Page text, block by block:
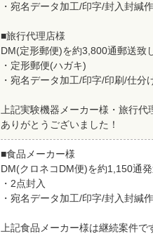
・宛名データ加工/印字/封入封緘
■旅行代理店様
DM(定形郵便)を約3,800通郵送致
・定形郵便(ハガキ)
・宛名データ加工/印字/印刷/仕分
上記実験機器メーカー様・旅行代
ありがとうございました！
■食品メーカー様
DM(クロネコDM便)を約1,150通発
・2点封入
・宛名データ加工/印字/封入封緘
上記食品メーカー様は継続案件で